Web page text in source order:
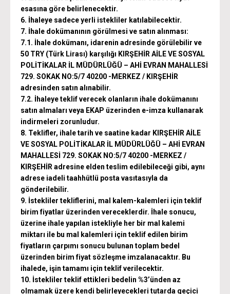
esasına göre belirlenecektir.
6. İhaleye sadece yerli istekliler katılabilecektir.
7. İhale dokümanının görülmesi ve satın alınması:
7.1. İhale dokümanı, idarenin adresinde görülebilir ve
50 TRY (Türk Lirası) karşılığı KIRŞEHİR AİLE VE SOSYAL
POLİTİKALAR İL MÜDÜRLÜĞÜ – AHİ EVRAN MAHALLESİ
729. SOKAK NO:5/7 40200 -MERKEZ / KIRŞEHİR
adresinden satın alınabilir.
7.2. İhaleye teklif verecek olanların ihale dokümanını
satın almaları veya EKAP üzerinden e-imza kullanarak
indirmeleri zorunludur.
8. Teklifler, ihale tarih ve saatine kadar KIRŞEHİR AİLE
VE SOSYAL POLİTİKALAR İL MÜDÜRLÜĞÜ – AHİ EVRAN
MAHALLESİ 729. SOKAK NO:5/7 40200 -MERKEZ /
KIRŞEHİR adresine elden teslim edilebileceği gibi, aynı
adrese iadeli taahhütlü posta vasıtasıyla da
gönderilebilir.
9. İstekliler tekliflerini, mal kalem-kalemleri için teklif
birim fiyatlar üzerinden vereceklerdir. İhale sonucu,
üzerine ihale yapılan istekliyle her bir mal kalemi
miktarı ile bu mal kalemleri için teklif edilen birim
fiyatların çarpımı sonucu bulunan toplam bedel
üzerinden birim fiyat sözleşme imzalanacaktır. Bu
ihalede, işin tamamı için teklif verilecektir.
10. İstekliler teklif ettikleri bedelin %3’ünden az
olmamak üzere kendi belirleyecekleri tutarda geçici